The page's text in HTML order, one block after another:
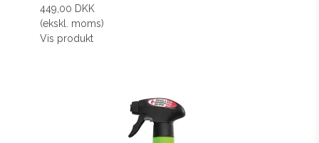
449,00 DKK
(ekskl. moms)
Vis produkt